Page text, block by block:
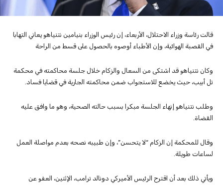
قالت رئاسة وزراء الاحتلال، الأربعاء، إن رئيس الوزراء بنيامين نتنياهو يعاني التهابا
في القصبة الهوائية، وإن الأطباء أوصوه بالحصول على قسط من الراحة
وكان نتنياهو قد اشتكى من السعال والزكام خلال جلسة محاكمته في محكمة
تل أبيب، حيث يخضع للاستجواب ضمن محاكمته الجارية في قضايا فساد.
وطلب نتنياهو إنهاء الجلسة مبكرا بسبب حالته الصحية، وهو ما وافق عليه
القضاة.
وقال للمحكمة إن الزكام “لا يتحسن”، وإن طبيبه نصحه بعدم مواصلة العمل
لساعات طويلة.
ويأتي ذلك بعد أن اقترح الرئيس الأميركي دونالد ترامب، الإثنين، العفو عن